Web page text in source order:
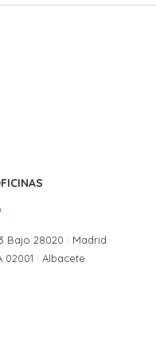
Bajo 28020 · Madrid
02001 · Albacete